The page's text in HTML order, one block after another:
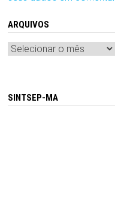
ARQUIVOS
Arquivos
SINTSEP-MA